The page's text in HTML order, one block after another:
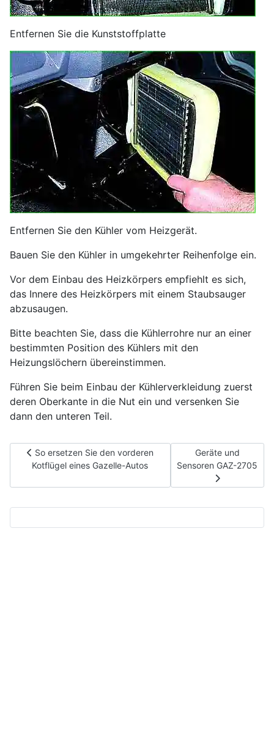
Entfernen Sie die Kunststoffplatte
Entfernen Sie den Kühler vom Heizgerät.
Bauen Sie den Kühler in umgekehrter Reihenfolge ein.
Vor dem Einbau des Heizkörpers empfiehlt es sich,
das Innere des Heizkörpers mit einem Staubsauger
abzusaugen.
Bitte beachten Sie, dass die Kühlerrohre nur an einer
bestimmten Position des Kühlers mit den
Heizungslöchern übereinstimmen.
Führen Sie beim Einbau der Kühlerverkleidung zuerst
deren Oberkante in die Nut ein und versenken Sie
dann den unteren Teil.
Vorheriger Beitrag: So ersetzen Sie den vorderen Kotflügel
So ersetzen Sie den vorderen
Kotflügel eines Gazelle-Autos
Nächster Beitrag:
Geräte und
Sensoren GAZ-2705